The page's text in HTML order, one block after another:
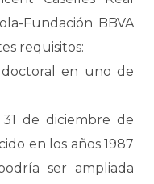
Fundación BBVA
requisitos:
en uno de
de diciembre de
en los años 1987
ser ampliada